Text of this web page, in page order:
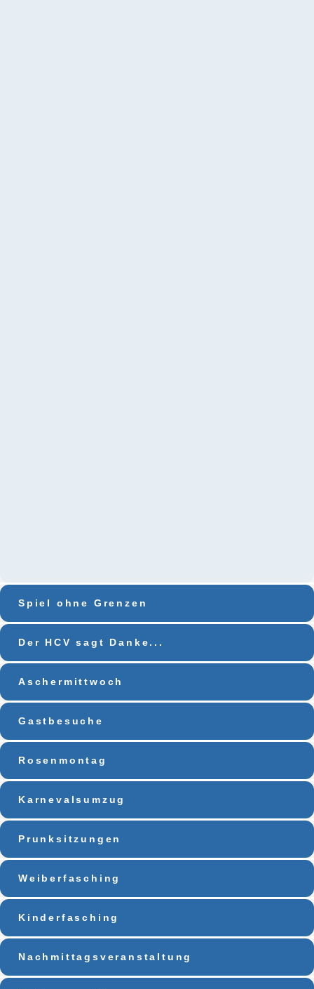
Spiel ohne Grenzen
Der HCV sagt Danke...
Aschermittwoch
Gastbesuche
Rosenmontag
Karnevalsumzug
Prunksitzungen
Weiberfasching
Kinderfasching
Nachmittagsveranstaltung